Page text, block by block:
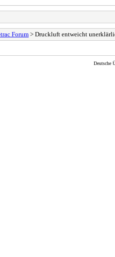
Forum > Druckluft entweicht
Deutsche